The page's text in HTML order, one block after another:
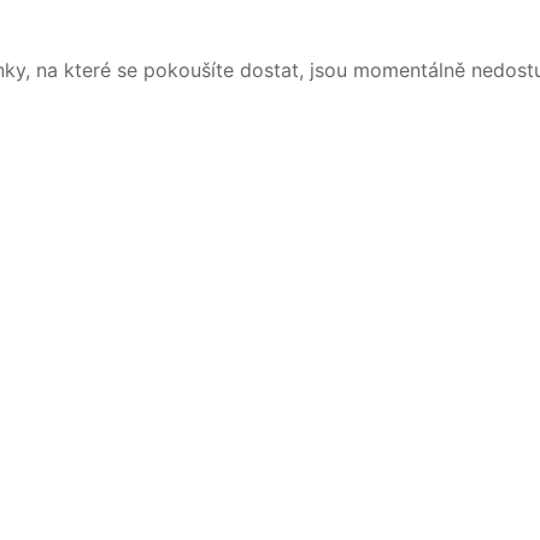
na které se pokoušíte dostat, jsou momentálně